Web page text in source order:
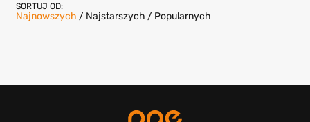
SORTUJ OD:
Najnowszych / Najstarszych / Popularnych